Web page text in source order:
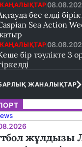
бес елді
Sea Action
бір тәулікте 3
ЖАНАЛЫҚТАР
жұлдызы